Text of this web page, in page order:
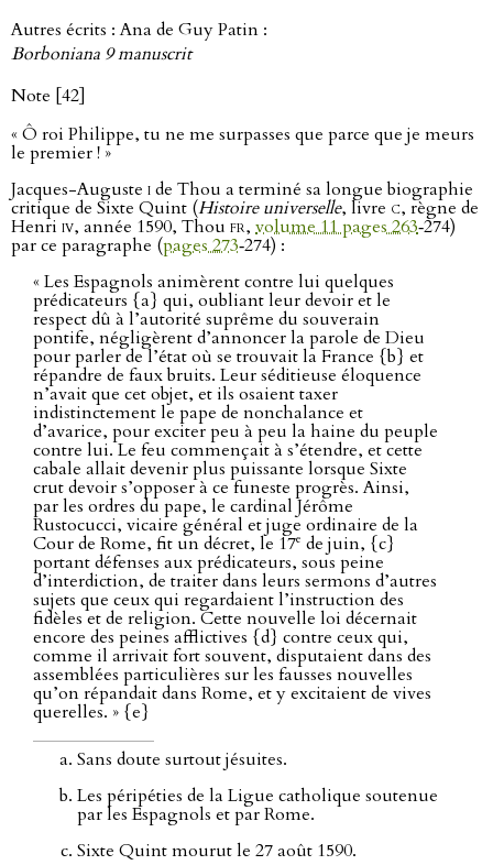
Autres écrits : Ana de Guy Patin :
Borboniana 9 manuscrit
Note [42]
« Ô roi Philippe, tu ne me surpasses que parce que je meurs
le premier ! »
Jacques-Auguste ide Thou a terminé sa longue biographie
critique de Sixte Quint (Histoire universelle, livre c, règne de
Henri iv, année 1590, Thou fr, volume 11 pages 263‑274)
par ce paragraphe (pages 273‑274) :
« Les Espagnols animèrent contre lui quelques
prédicateurs {a} qui, oubliant leur devoir et le
respect dû à l’autorité suprême du souverain
pontife, négligèrent d’annoncer la parole de Dieu
pour parler de l’état où se trouvait la France {b} et
répandre de faux bruits. Leur séditieuse éloquence
n’avait que cet objet, et ils osaient taxer
indistinctement le pape de nonchalance et
d’avarice, pour exciter peu à peu la haine du peuple
contre lui. Le feu commençait à s’étendre, et cette
cabale allait devenir plus puissante lorsque Sixte
crut devoir s’opposer à ce funeste progrès. Ainsi,
par les ordres du pape, le cardinal Jérôme
Rustocucci, vicaire général et juge ordinaire de la
Cour de Rome, fit un décret, le 17e de juin, {c}
portant défenses aux prédicateurs, sous peine
d’interdiction, de traiter dans leurs sermons d’autres
sujets que ceux qui regardaient l’instruction des
fidèles et de religion. Cette nouvelle loi décernait
encore des peines afflictives {d} contre ceux qui,
comme il arrivait fort souvent, disputaient dans des
assemblées particulières sur les fausses nouvelles
qu’on répandait dans Rome, et y excitaient de vives
querelles. » {e}
Sans doute surtout jésuites.
Les péripéties de la Ligue catholique soutenue
par les Espagnols et par Rome.
Sixte Quint mourut le 27 août 1590.